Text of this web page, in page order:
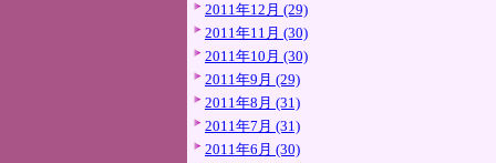
2011年12月 (29)
2011年11月 (30)
2011年10月 (30)
2011年9月 (29)
2011年8月 (31)
2011年7月 (31)
2011年6月 (30)